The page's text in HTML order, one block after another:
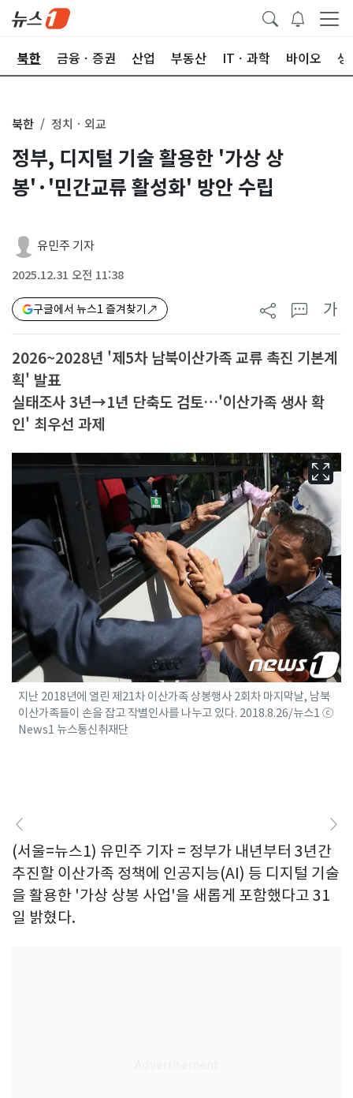
북한 금융ㆍ증권 산업 부동산 ITㆍ과학 바이오 생
북한 정치ㆍ외교
정부, 디지털 기술 활용한 '가상 상
봉'·'민간교류 활성화' 방안 수립
유민주 기자
2025.12.31 오전 11:38
구글에서 뉴스1 즐겨찾기 가
2026~2028년 '제5차 남북이산가족 교류 촉진 기본계
획' 발표
실태조사 3년→1년 단축도 검토…'이산가족 생사 확
인' 최우선 과제
지난 2018년에 열린 제21차 이산가족 상봉행사 2회차 마지막날, 남북
이산가족들이 손을 잡고 작별인사를 나누고 있다. 2018.8.26/뉴스1 ⓒ
News1 뉴스통신취재단
(서울=뉴스1) 유민주 기자 = 정부가 내년부터 3년간
추진할 이산가족 정책에 인공지능(AI) 등 디지털 기술
을 활용한 '가상 상봉 사업'을 새롭게 포함했다고 31
일 밝혔다.